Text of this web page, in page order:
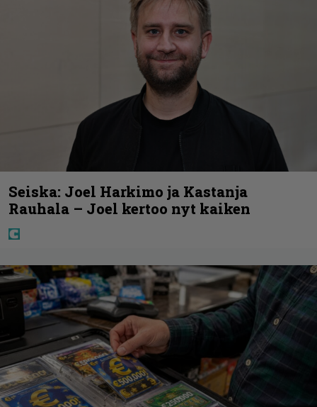
Seiska: Joel Harkimo ja Kastanja
Rauhala – Joel kertoo nyt kaiken